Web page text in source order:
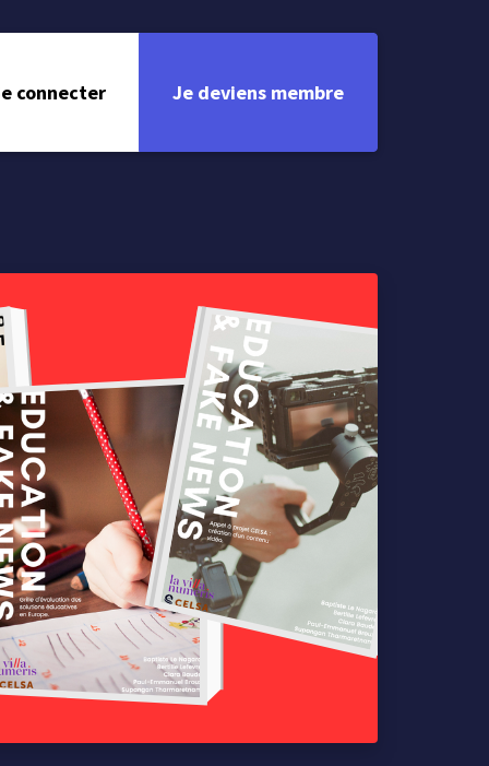
connecter Je deviens membre